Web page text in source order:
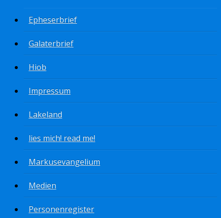
Epheserbrief
Galaterbrief
Hiob
Impressum
Lakeland
lies mich! read me!
Markusevangelium
Medien
Personenregister